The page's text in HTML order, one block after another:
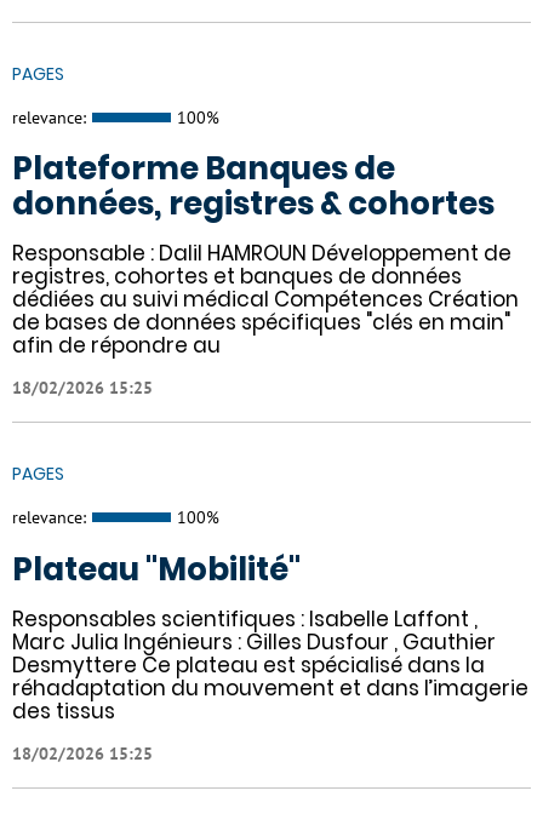
PAGES
relevance: 100%
Plateforme Banques de
données, registres & cohortes
Responsable : Dalil HAMROUN Développement de
registres, cohortes et banques de données
dédiées au suivi médical Compétences Création
de bases de données spécifiques "clés en main"
afin de répondre au
18/02/2026 15:25
PAGES
relevance: 100%
Plateau "Mobilité"
Responsables scientifiques : Isabelle Laffont ,
Marc Julia Ingénieurs : Gilles Dusfour , Gauthier
Desmyttere Ce plateau est spécialisé dans la
réhadaptation du mouvement et dans l’imagerie
des tissus
18/02/2026 15:25